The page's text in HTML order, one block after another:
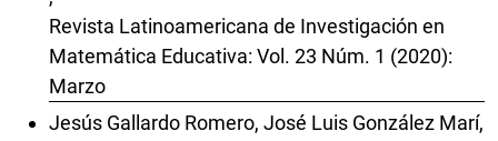
Revista Latinoamericana de Investigación en
Matemática Educativa: Vol. 23 Núm. 1 (2020):
Marzo
Jesús Gallardo Romero, José Luis González Marí,